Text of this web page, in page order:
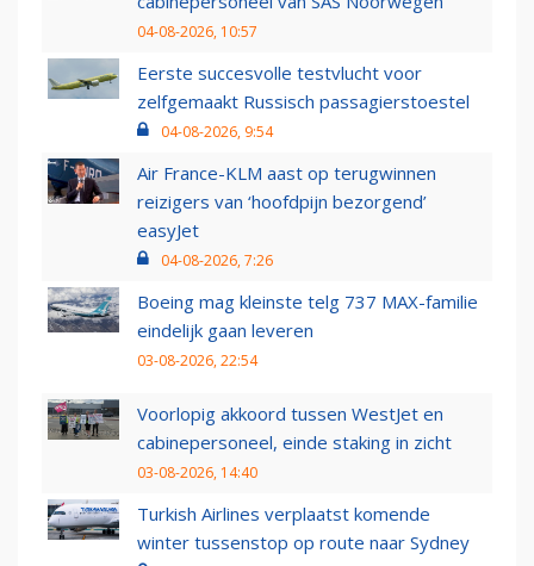
04-08-2026, 10:57
Eerste succesvolle testvlucht voor
zelfgemaakt Russisch passagierstoestel
04-08-2026, 9:54
Air France-KLM aast op terugwinnen
reizigers van ‘hoofdpijn bezorgend’
easyJet
04-08-2026, 7:26
Boeing mag kleinste telg 737 MAX-familie
eindelijk gaan leveren
03-08-2026, 22:54
Voorlopig akkoord tussen WestJet en
cabinepersoneel, einde staking in zicht
03-08-2026, 14:40
Turkish Airlines verplaatst komende
winter tussenstop op route naar Sydney